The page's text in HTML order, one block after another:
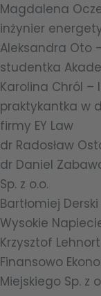
Magdalena
inżynier
Aleksandra Oto
studentka
Karolina Chról –
praktykantka w
firmy EY Law
dr Radosław
dr Daniel
Sp. z o.o.
Bartłomiej
Wysokie
Krzysztof
Finansowo
Miejskiego Sp. z